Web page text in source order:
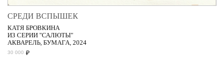
СРЕДИ ВСПЫШЕК
КАТЯ БРОВКИНА
ИЗ СЕРИИ "САЛЮТЫ"
АКВАРЕЛЬ, БУМАГА, 2024
30 000 ₽